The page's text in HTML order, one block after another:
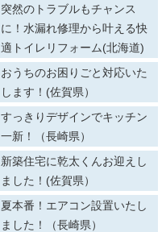
突然のトラブルもチャンス
に！水漏れ修理から叶える快
適トイレリフォーム(北海道)
おうちのお困りごと対応いた
します！(佐賀県）
すっきりデザインでキッチン
一新！（長崎県）
新築住宅に乾太くんお迎えし
ました！(佐賀県）
夏本番！エアコン設置いたし
ました！（長崎県）